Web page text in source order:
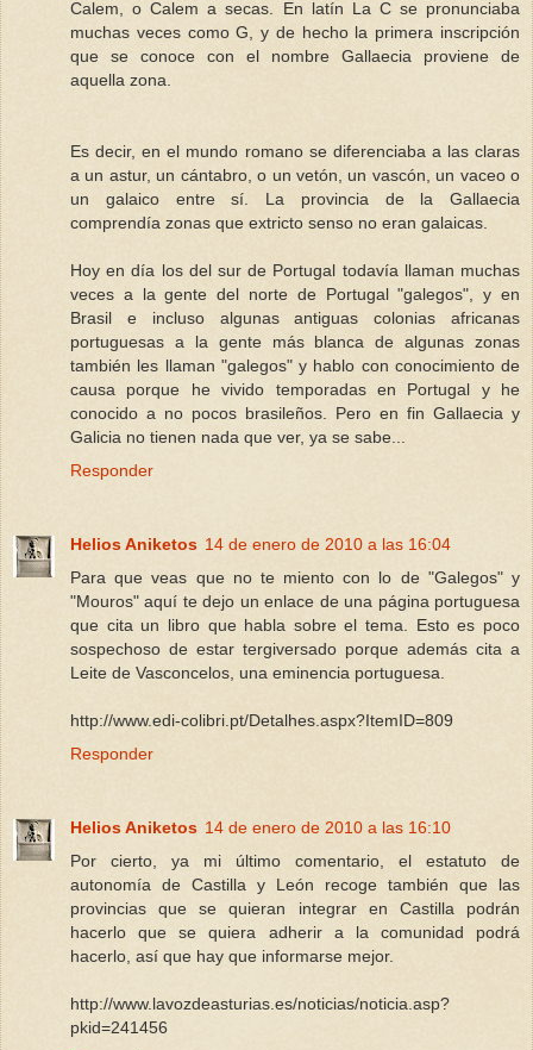
Calem, o Calem a secas. En latín La C se pronunciaba
muchas veces como G, y de hecho la primera inscripción
que se conoce con el nombre Gallaecia proviene de
aquella zona.
Es decir, en el mundo romano se diferenciaba a las claras
a un astur, un cántabro, o un vetón, un vascón, un vaceo o
un galaico entre sí. La provincia de la Gallaecia
comprendía zonas que extricto senso no eran galaicas.
Hoy en día los del sur de Portugal todavía llaman muchas
veces a la gente del norte de Portugal "galegos", y en
Brasil e incluso algunas antiguas colonias africanas
portuguesas a la gente más blanca de algunas zonas
también les llaman "galegos" y hablo con conocimiento de
causa porque he vivido temporadas en Portugal y he
conocido a no pocos brasileños. Pero en fin Gallaecia y
Galicia no tienen nada que ver, ya se sabe...
Responder
Helios Aniketos 14 de enero de 2010 a las 16:04
Para que veas que no te miento con lo de "Galegos" y
"Mouros" aquí te dejo un enlace de una página portuguesa
que cita un libro que habla sobre el tema. Esto es poco
sospechoso de estar tergiversado porque además cita a
Leite de Vasconcelos, una eminencia portuguesa.
http://www.edi-colibri.pt/Detalhes.aspx?ItemID=809
Responder
Helios Aniketos 14 de enero de 2010 a las 16:10
Por cierto, ya mi último comentario, el estatuto de
autonomía de Castilla y León recoge también que las
provincias que se quieran integrar en Castilla podrán
hacerlo que se quiera adherir a la comunidad podrá
hacerlo, así que hay que informarse mejor.
http://www.lavozdeasturias.es/noticias/noticia.asp?
pkid=241456